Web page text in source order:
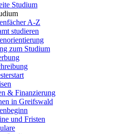
Studium
A-Z
studieren
zum Studium
& Finanzierung
in Greifswald
und Fristen